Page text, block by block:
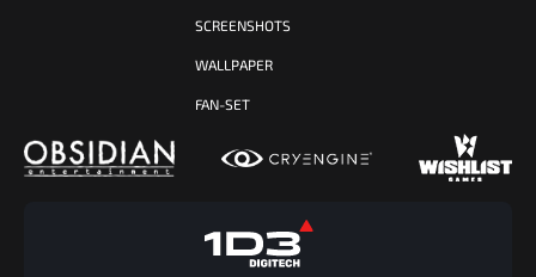
SCREENSHOTS
WALLPAPER
FAN-SET